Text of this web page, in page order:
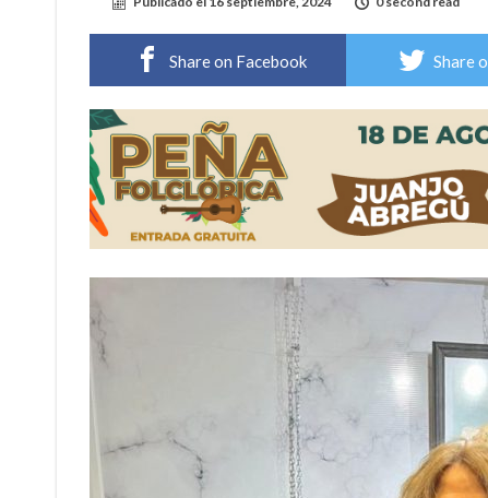
Firmat: “Codo a codo” lanza una campaña
Güemes y Mariano Vera
Share on Facebook Share